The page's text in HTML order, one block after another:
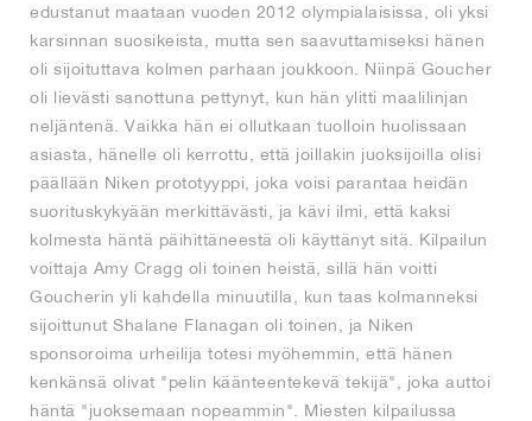
edustanut maataan vuoden 2012 olympialaisissa, oli yksi
karsinnan suosikeista, mutta sen saavuttamiseksi hänen
oli sijoituttava kolmen parhaan joukkoon. Niinpä Goucher
oli lievästi sanottuna pettynyt, kun hän ylitti maalilinjan
neljäntenä. Vaikka hän ei ollutkaan tuolloin huolissaan
asiasta, hänelle oli kerrottu, että joillakin juoksijoilla olisi
päällään Niken prototyyppi, joka voisi parantaa heidän
suorituskykyään merkittävästi, ja kävi ilmi, että kaksi
kolmesta häntä päihittäneestä oli käyttänyt sitä. Kilpailun
voittaja Amy Cragg oli toinen heistä, sillä hän voitti
Goucherin yli kahdella minuutilla, kun taas kolmanneksi
sijoittunut Shalane Flanagan oli toinen, ja Niken
sponsoroima urheilija totesi myöhemmin, että hänen
kenkänsä olivat "pelin käänteentekevä tekijä", joka auttoi
häntä "juoksemaan nopeammin". Miesten kilpailussa